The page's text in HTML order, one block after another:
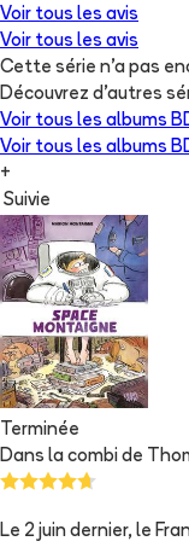
Voir tous les avis
Voir tous les avis
Cette série n'a pas
Découvrez d'autres
Voir tous les albums
Voir tous les albums
+
Suivie
Terminée
Dans la combi de
Le 2 juin dernier, le